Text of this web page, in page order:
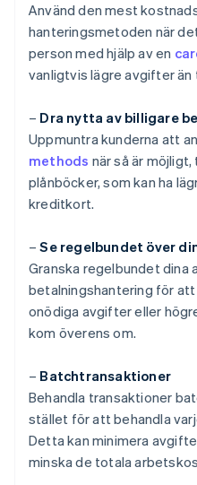
Använd den mest
hanteringsmetoden när
person med hjälp av en
vanligtvis lägre avgifter
– Dra nytta av billigare
Uppmuntra kunderna att
methods när så är
plånböcker, som kan ha
kreditkort.
–Se regelbundet över
Granska regelbundet
betalningshantering för
onödiga avgifter eller
kom överens om.
– Batchtransaktioner
Behandla transaktioner
stället för att behandla
Detta kan minimera
minska de totala